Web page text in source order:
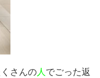
さんの人でごった返